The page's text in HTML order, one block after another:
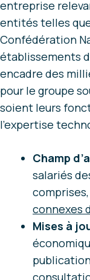
entreprise
entités telles
Confédération
établissements
encadre des
pour le groupe
soient leurs
l’expertise
Champ
salariés
connexes
Mises à